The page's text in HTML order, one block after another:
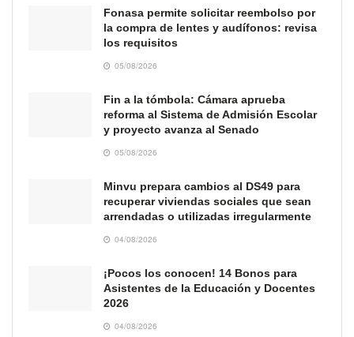
Fonasa permite solicitar reembolso por
la compra de lentes y audífonos: revisa
los requisitos
05/08/2026
Fin a la tómbola: Cámara aprueba
reforma al Sistema de Admisión Escolar
y proyecto avanza al Senado
05/08/2026
Minvu prepara cambios al DS49 para
recuperar viviendas sociales que sean
arrendadas o utilizadas irregularmente
04/08/2026
¡Pocos los conocen! 14 Bonos para
Asistentes de la Educación y Docentes
2026
04/08/2026